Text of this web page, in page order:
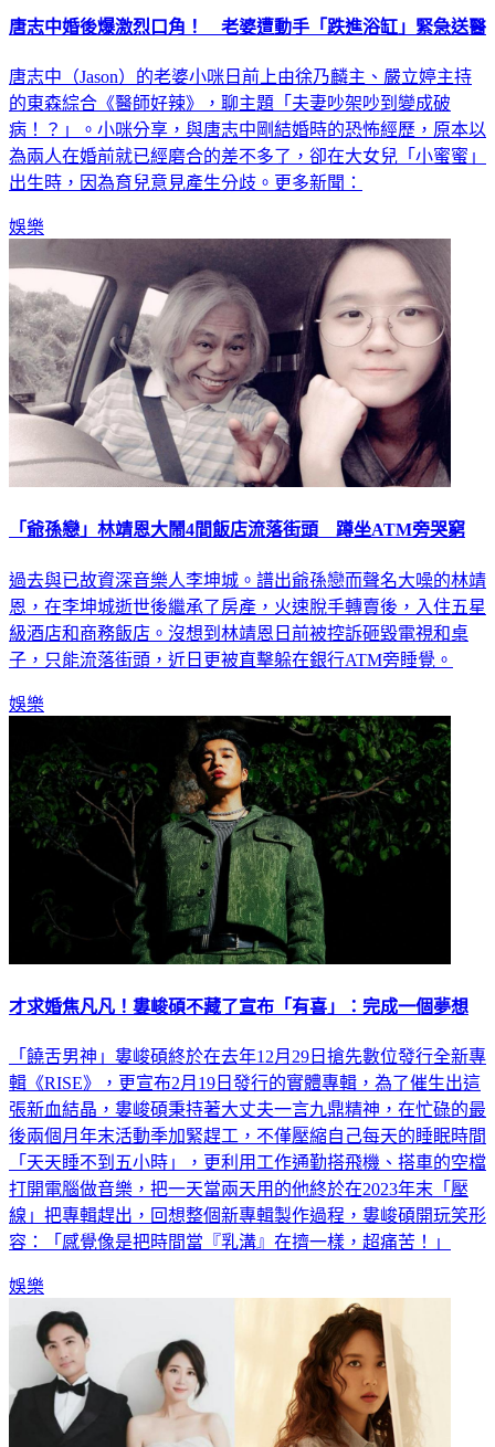
唐志中婚後爆激烈口角！ 老婆遭動手「跌進浴缸」緊急送醫
唐志中（Jason）的老婆小咪日前上由徐乃麟主、嚴立婷主持
的東森綜合《醫師好辣》，聊主題「夫妻吵架吵到變成破
病！？」。小咪分享，與唐志中剛結婚時的恐怖經歷，原本以
為兩人在婚前就已經磨合的差不多了，卻在大女兒「小蜜蜜」
出生時，因為育兒意見產生分歧。更多新聞：
娛樂
「爺孫戀」林靖恩大鬧4間飯店流落街頭 蹲坐ATM旁哭窮
過去與已故資深音樂人李坤城。譜出爺孫戀而聲名大噪的林靖
恩，在李坤城逝世後繼承了房產，火速脫手轉賣後，入住五星
級酒店和商務飯店。沒想到林靖恩日前被控訴砸毀電視和桌
子，只能流落街頭，近日更被直擊躲在銀行ATM旁睡覺。
娛樂
才求婚焦凡凡！婁峻碩不藏了宣布「有喜」：完成一個夢想
「饒舌男神」婁峻碩終於在去年12月29日搶先數位發行全新專
輯《RISE》，更宣布2月19日發行的實體專輯，為了催生出這
張新血結晶，婁峻碩秉持著大丈夫一言九鼎精神，在忙碌的最
後兩個月年末活動季加緊趕工，不僅壓縮自己每天的睡眠時間
「天天睡不到五小時」，更利用工作通勤搭飛機、搭車的空檔
打開電腦做音樂，把一天當兩天用的他終於在2023年末「壓
線」把專輯趕出，回想整個新專輯製作過程，婁峻碩開玩笑形
容：「感覺像是把時間當『乳溝』在擠一樣，超痛苦！」
娛樂